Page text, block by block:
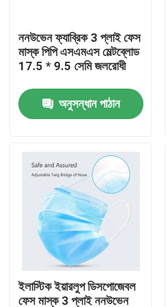
কারখানা ভ্রমণ
মান নিয়ন্ত্রণ
যোগাযোগ করুন
উদ্ধৃতির জন্য আবেদন
নিষ্পত্তিযোগ্য প্রতিরক্ষামূলক পরিধান
নিষ্পত্তিযোগ্য সুরক্ষা স্যুট
ডিসপোজেবল প্রতিরক্ষামূলক
ননউভেন ফ্যাব্রিক 3 প্লাই ফেস
মাস্ক পিপি এসএমএস মেল্টব্লোড
17.5 * 9.5 সেমি জলরোধী
অনুসন্ধান পাঠান
ইলাস্টিক ইয়ারলুপ ডিসপোজেবল
ফেস মাস্ক 3 প্লাই ননউভেন